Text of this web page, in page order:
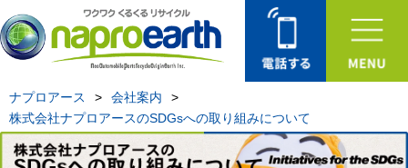
ナプロアース > 会社案内
>
株式会社ナプロアースのSDGsへの取り組みについて